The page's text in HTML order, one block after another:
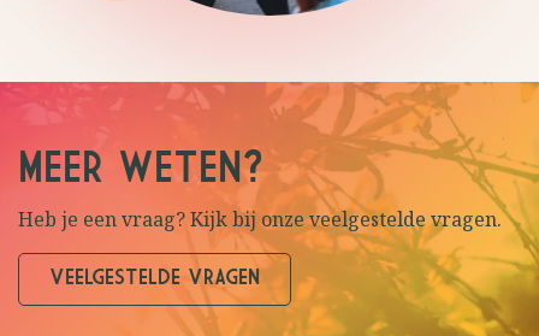
MEER WETEN?
Heb je een vraag? Kijk bij onze veelgestelde vragen.
VEELGESTELDE VRAGEN